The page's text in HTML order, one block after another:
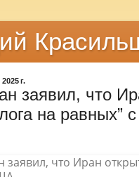
г.
заявил, что
на равных”